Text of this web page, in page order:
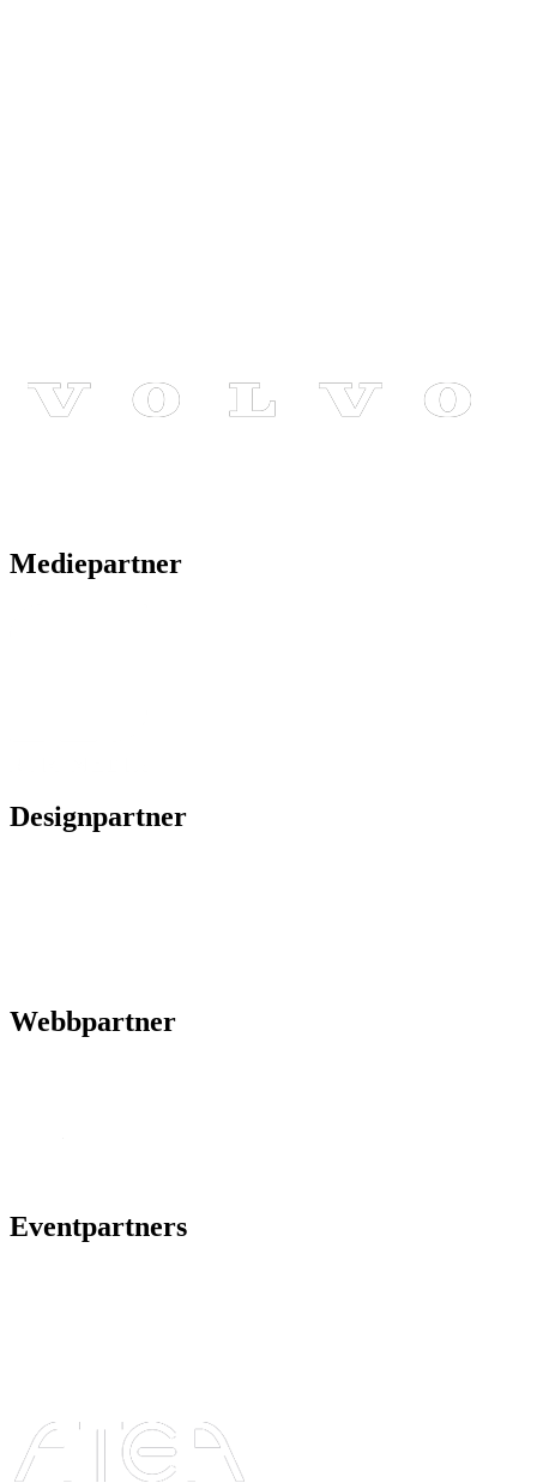
Mediepartner
Designpartner
Webbpartner
Eventpartners